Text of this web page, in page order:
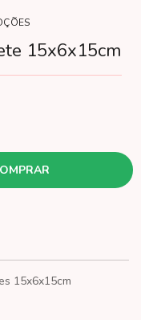
15x6x15cm
15x6x15cm